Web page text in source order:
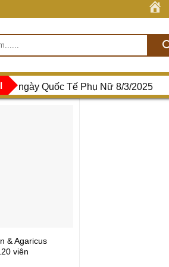
ngày Quốc Tế Phụ Nữ 8/3/2025
& Agaricus
viên